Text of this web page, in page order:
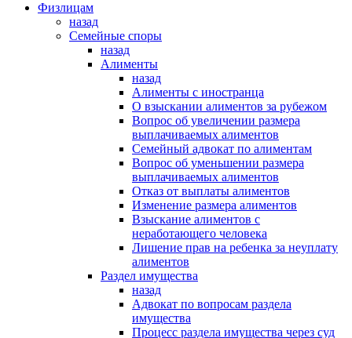
Физлицам
назад
Семейные споры
назад
Алименты
назад
Алименты с иностранца
О взыскании алиментов за рубежом
Вопрос об увеличении размера
выплачиваемых алиментов
Семейный адвокат по алиментам
Вопрос об уменьшении размера
выплачиваемых алиментов
Отказ от выплаты алиментов
Изменение размера алиментов
Взыскание алиментов с
неработающего человека
Лишение прав на ребенка за неуплату
алиментов
Раздел имущества
назад
Адвокат по вопросам раздела
имущества
Процесс раздела имущества через суд